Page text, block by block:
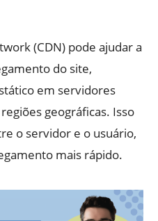
(CDN) pode ajudar a
do site,
em servidores
geográficas. Isso
o servidor e o usuário,
mais rápido.